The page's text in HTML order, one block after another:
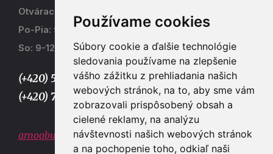
Používame cookies
Súbory cookie a ďalšie technológie
sledovania používame na zlepšenie
vášho zážitku z prehliadania našich
webových stránok, na to, aby sme vám
zobrazovali prispôsobený obsah a
cielené reklamy, na analýzu
návštevnosti našich webových stránok
a na pochopenie toho, odkiaľ naši
Otváracia doba
Po-Pia: 9-17
So: 9-12
(+420) 577 915 036,
(+420) 773 667 390
arnoobuv@gmail.com